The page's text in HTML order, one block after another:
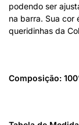
podendo ser
na barra. Sua cor
queridinhas da
Composição: